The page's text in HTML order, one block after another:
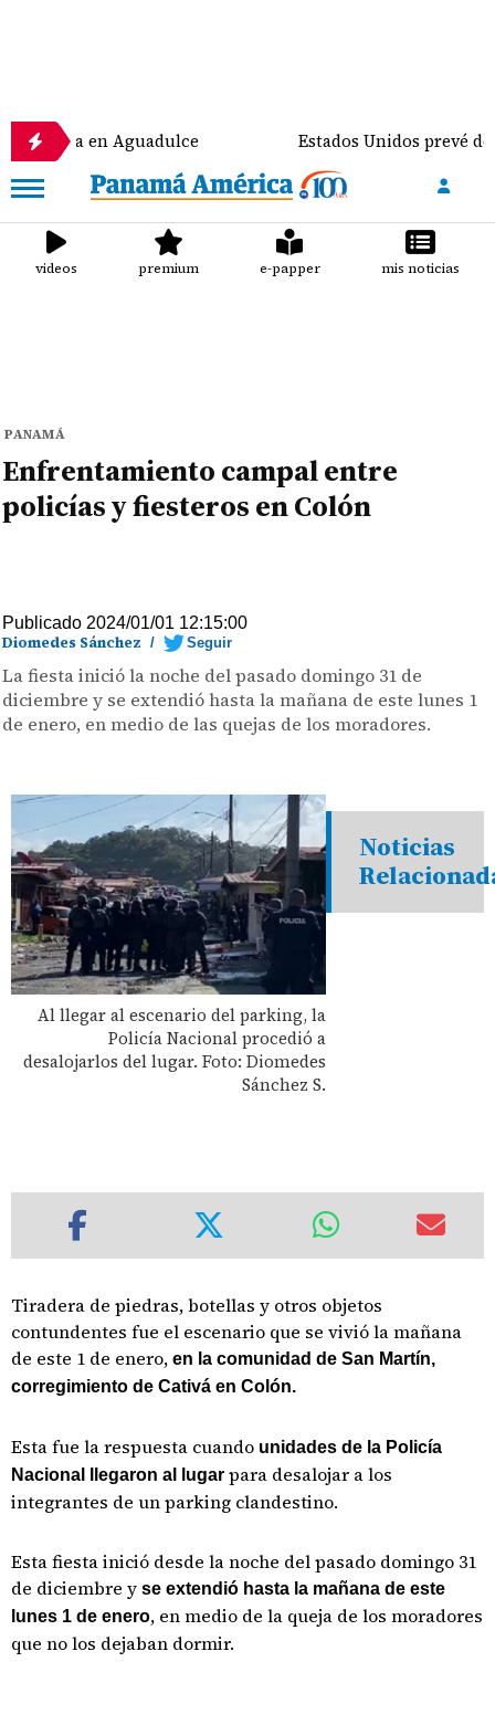
en Aguadulce Estados Unidos prevé
videos premium e-papper mis noticias
PANAMÁ
Enfrentamiento campal entre
policías y fiesteros en Colón
Publicado 2024/01/01 12:15:00
Diomedes Sánchez / Seguir
La fiesta inició la noche del pasado domingo 31 de
diciembre y se extendió hasta la mañana de este lunes 1
de enero, en medio de las quejas de los moradores.
Al llegar al escenario del parking, la
Policía Nacional procedió a
desalojarlos del lugar. Foto: Diomedes
Sánchez S.
Noticias
Tiradera de piedras, botellas y otros objetos
contundentes fue el escenario que se vivió la mañana
de este 1 de enero, en la comunidad de San Martín,
corregimiento de Cativá en Colón.
Esta fue la respuesta cuando unidades de la Policía
Nacional llegaron al lugar para desalojar a los
integrantes de un parking clandestino.
Esta fiesta inició desde la noche del pasado domingo 31
de diciembre y se extendió hasta la mañana de este
lunes 1 de enero, en medio de la queja de los moradores
que no los dejaban dormir.